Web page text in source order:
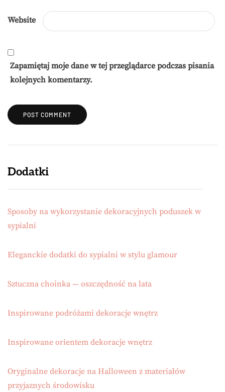
Website
Zapamiętaj moje dane w tej przeglądarce podczas pisania
kolejnych komentarzy.
Dodatki
Sposoby na wykorzystanie dekoracyjnych poduszek w
sypialni
Eleganckie dodatki do sypialni w stylu glamour
Sztuczna choinka — oszczędność na lata
Inspirowane podróżami dekoracje wnętrz
Inspirowane orientem dekoracje wnętrz
Oryginalne dekoracje na Halloween z materiałów
przyjaznych środowisku